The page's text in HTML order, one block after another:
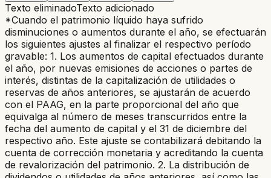
Texto eliminadoTexto adicionado
*Cuando el patrimonio líquido haya sufrido
disminuciones o aumentos durante el año, se efectuarán
los siguientes ajustes al finalizar el respectivo período
gravable: 1. Los aumentos de capital efectuados durante
el año, por nuevas emisiones de acciones o partes de
interés, distintas de la capitalización de utilidades o
reservas de años anteriores, se ajustarán de acuerdo
con el PAAG, en la parte proporcional del año que
equivalga al número de meses transcurridos entre la
fecha del aumento de capital y el 31 de diciembre del
respectivo año. Este ajuste se contabilizará debitando la
cuenta de corrección monetaria y acreditando la cuenta
de revalorización del patrimonio. 2. La distribución de